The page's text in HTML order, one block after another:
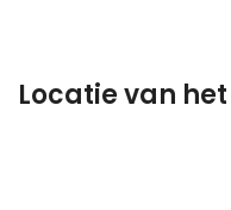
Locatie van